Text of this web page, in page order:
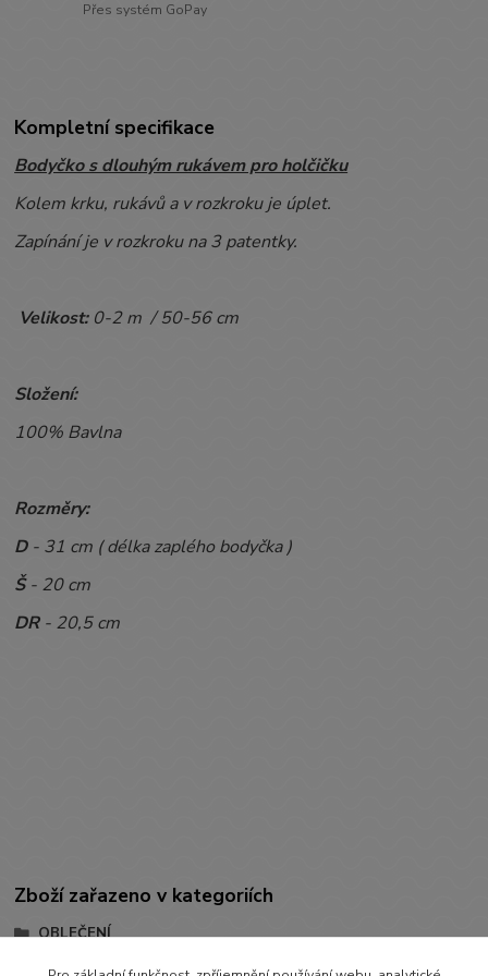
Přes systém GoPay
Kompletní specifikace
Bodyčko s dlouhým rukávem pro holčičku
Kolem krku, rukávů a vrozkroku je úplet.
Zapínání je v rozkroku na 3 patentky.
Velikost:0-2 m / 50-56 cm
Složení:
100% Bavlna
Rozměry:
D - 31 cm ( délka zaplého bodyčka )
Š- 20 cm
DR - 20,5 cm
Zboží zařazeno v kategoriích
OBLEČENÍ
BODYČKA